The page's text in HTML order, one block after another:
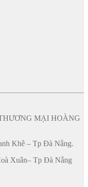
MẠI HOÀNG
Khê – Tp Đà Nẵng.
Xuân– Tp Đà Nẵng